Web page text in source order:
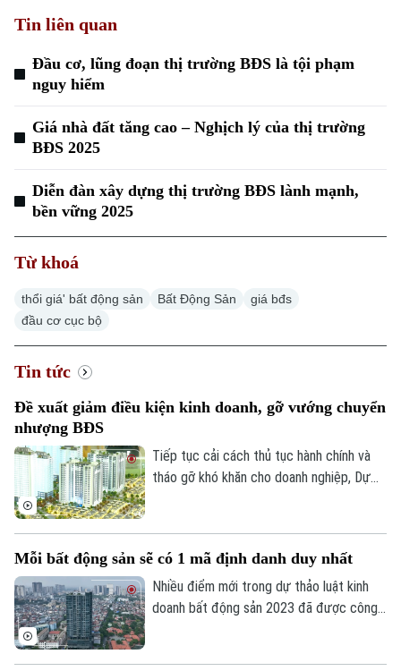
Tin liên quan
Đầu cơ, lũng đoạn thị trường BĐS là tội phạm
nguy hiểm
Giá nhà đất tăng cao – Nghịch lý của thị trường
BĐS 2025
Diễn đàn xây dựng thị trường BĐS lành mạnh,
bền vững 2025
Từ khoá
thổi giá' bất động sản Bất Động Sản
giá bđs
đầu cơ cục bộ
Tin tức
Đề xuất giảm điều kiện kinh doanh, gỡ vướng chuyển
nhượng BĐS
Tiếp tục cải cách thủ tục hành chính và
tháo gỡ khó khăn cho doanh nghiệp, Dự
nhượng dự án.
Mỗi bất động sản sẽ có 1 mã định danh duy nhất
Nhiều điểm mới trong dự thảo luật kinh
doanh bất động sản 2023 đã được công